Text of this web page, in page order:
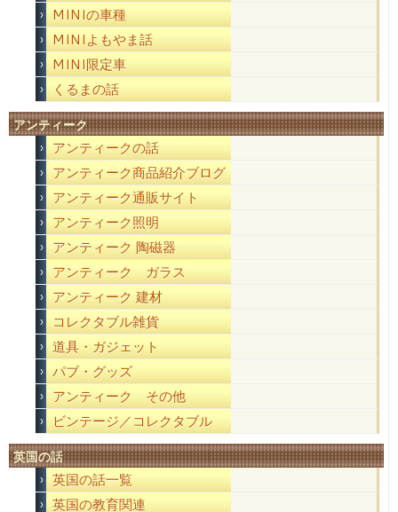
MINIの車種
MINIよもやま話
MINI限定車
くるまの話
アンティーク
アンティークの話
アンティーク商品紹介ブログ
アンティーク通販サイト
アンティーク照明
アンティーク 陶磁器
アンティーク ガラス
アンティーク 建材
コレクタブル雑貨
道具・ガジェット
パブ・グッズ
アンティーク その他
ビンテージ／コレクタブル
英国の話
英国の話一覧
英国の教育関連